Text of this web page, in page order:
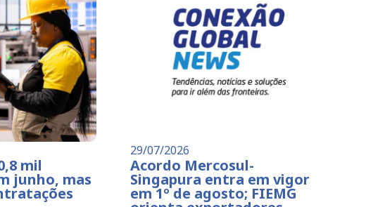
mil
junho, mas
29/07/2026
Acordo Mercosul-
Singapura entra em vigor
em 1º de agosto; FIEMG